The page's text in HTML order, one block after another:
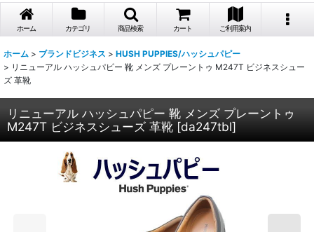
ホーム カテゴリ 商品検索 カート ご利用案内
ホーム > ブランドビジネス > HUSH PUPPIES/ハッシュパピー
> リニューアル ハッシュパピー 靴 メンズ プレーントゥ M247T ビジネスシュー
ズ 革靴
リニューアル ハッシュパピー 靴 メンズ プレーントゥ
M247T ビジネスシューズ 革靴 [da247tbl]